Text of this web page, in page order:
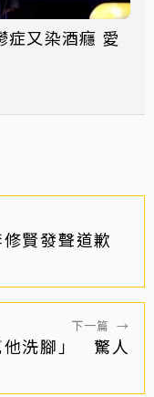
症又染酒癮 愛
修賢發聲道歉
下一篇 →
他洗腳」 驚人